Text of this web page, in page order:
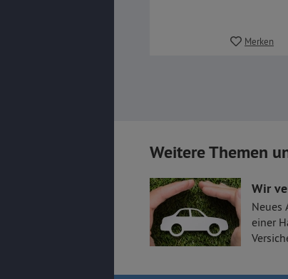
Merken
Weitere Themen
Wir
Neues
einer